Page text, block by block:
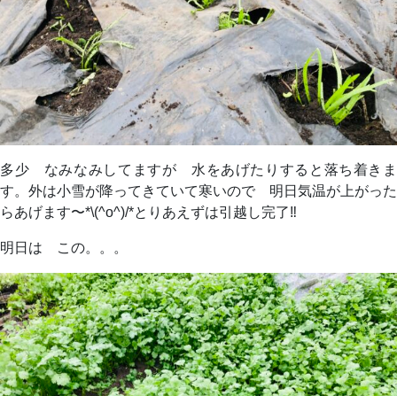
多少 なみなみしてますが 水をあげたりすると落ち着きま
す。外は小雪が降ってきていて寒いので 明日気温が上がった
らあげます〜*\(^o^)/*とりあえずは引越し完了‼︎
明日は この。。。